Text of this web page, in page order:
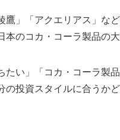
鷹」「アクエリアス」な
のコカ・コーラ製品の大
たい」「コカ・コーラ製
の投資スタイルに合うか